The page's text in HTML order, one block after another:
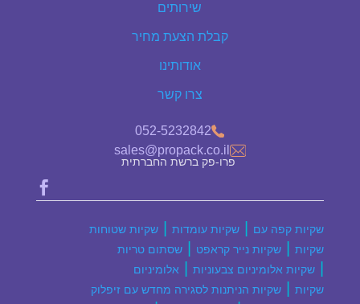
שירותים
קבלת הצעת מחיר
אודותינו
צרו קשר
052-5232842
sales@propack.co.il

פרו-פק ברשת החברתית
שקיות שטוחות |שקיות עומדות
שקיות קפה עם
שסתום טריות
שקיות נייר קראפט |שקיות
אלומיניום
|שקיות אלומיניום צבעוניות
שקיות הניתנות לסגירה מחדש עם זיפלוק |שקיות